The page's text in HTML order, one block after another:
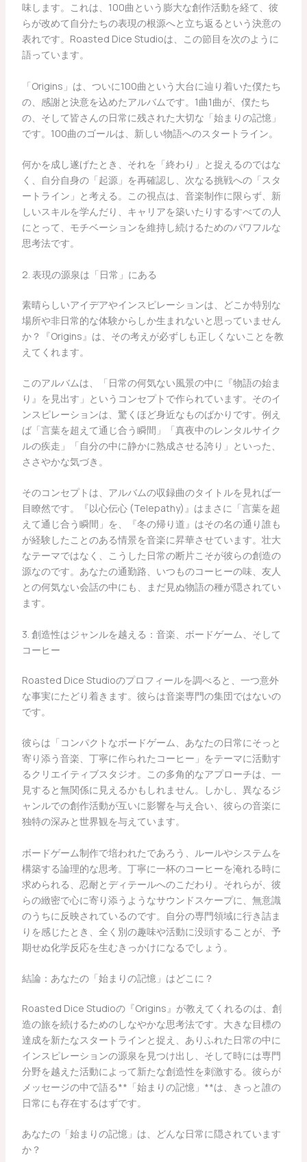
味します。これは、100曲という膨大な創作活動を経て、彼
らが改めて自分たちの表現の根源へと立ち返るという決意の
表れです。Roasted Dice Studioは、この節目を次のように
語っています。
「Origins」は、ついに100曲という大台に辿り着いた僕たち
の、感謝と決意を込めたアルバムです。1曲1曲が、僕たち
の、そして皆さんの日常に残された大切な「始まりの記憶」
です。100曲のゴールは、新しい物語へのスタートライン。
何かを成し遂げたとき、それを「終わり」と捉えるのではな
く、自分自身の「起源」を再確認し、次なる挑戦への「スタ
ートライン」と考える。この視点は、音楽制作に限らず、新
しいスキルを学んだり、キャリアを築いたりするすべての人
にとって、モチベーションを維持し続けるためのパワフルな
思考法です。
2. 表現の源泉は「日常」にある
素晴らしいアイデアやインスピレーションは、どこか特別な
場所や非日常的な体験からしか生まれないと思っていません
か？『Origins』は、その考えが必ずしも正しくないことを教
えてくれます。
このアルバムは、「日常の何気ない風景の中に『物語の始ま
り』を見出す」というコンセプトで作られています。そのイ
ンスピレーションは、驚くほど身近なものばかりです。例え
ば「言葉を超えて通じ合う瞬間」「真夜中のレンタルサイク
ルの疾走」「自分の中に静かに熟成させる誇り」といった、
ささやかな気づき。
そのコンセプトは、アルバムの収録曲のタイトルを見れば一
目瞭然です。『以心伝心 (Telepathy)』はまさに「言葉を超
えて通じ合う瞬間」を、『冬の帰り道』はその名の通り誰も
が経験したことのある情景を音楽に昇華させています。壮大
なテーマではなく、こうした日常の断片こそが彼らの創造の
源なのです。あなたの通勤路、いつものコーヒーの味、友人
との何気ない会話の中にも、まだ見ぬ物語の種が隠されてい
ます。
3. 創造性はジャンルを越える：音楽、ボードゲーム、そして
コーヒー
Roasted Dice Studioのプロフィールを調べると、一つ意外
な事実にたどり着きます。彼らは音楽専門の集団ではないの
です。
彼らは「コンパクトなボードゲーム、あなたの日常にそっと
寄り添う音楽、丁寧に作られたコーヒー」をテーマに活動す
るクリエイティブスタジオ。この多角的なアプローチは、一
見すると無関係に見えるかもしれません。しかし、異なるジ
ャンルでの創作活動が互いに影響を与え合い、彼らの音楽に
独特の深みと世界観を与えています。
ボードゲーム制作で培われたであろう、ルールやシステムを
構築する論理的な思考。丁寧に一杯のコーヒーを淹れる時に
求められる、忍耐とディテールへのこだわり。それらが、彼
らの緻密で心に寄り添うようなサウンドスケープに、無意識
のうちに反映されているのです。自分の専門領域に行き詰ま
りを感じたとき、全く別の趣味や活動に没頭することが、予
期せぬ化学反応を生むきっかけになるでしょう。
結論：あなたの「始まりの記憶」はどこに？
Roasted Dice Studioの『Origins』が教えてくれるのは、創
造の旅を続けるためのしなやかな思考法です。大きな目標の
達成を新たなスタートラインと捉え、ありふれた日常の中に
インスピレーションの源泉を見つけ出し、そして時には専門
分野を越えた活動によって新たな創造性を刺激する。彼らが
メッセージの中で語る**「始まりの記憶」**は、きっと誰の
日常にも存在するはずです。
あなたの「始まりの記憶」は、どんな日常に隠されています
か？